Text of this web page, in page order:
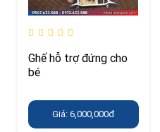
Ghế hỗ trợ đứng cho
bé
Giá: 6,000,000đ